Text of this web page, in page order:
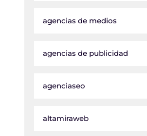
agencias de medios
agencias de publicidad
agenciaseo
altamiraweb